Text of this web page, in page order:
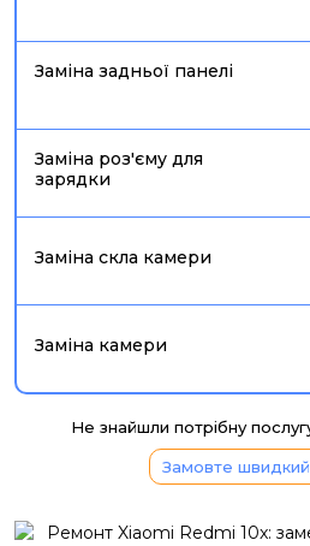
Заміна задньої панелі
Заміна роз'єму для
зарядки
Заміна скла камери
Заміна камери
Не знайшли потрібну
Замовте швидкий